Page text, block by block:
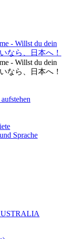
- Willst du dein
なら、日本へ！
- Willst du dein
なら、日本へ！
Sprache